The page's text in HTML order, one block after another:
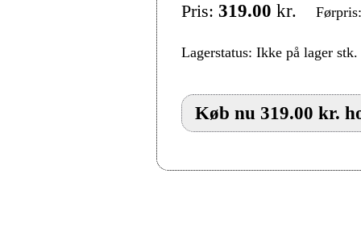
Pris: 319.00 kr.
Lagerstatus: Ikke på lager stk.
Køb nu 319.00 kr.